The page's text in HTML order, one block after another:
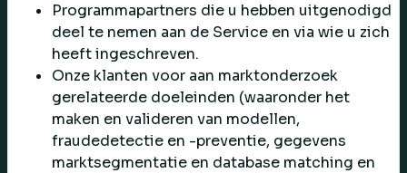
Programmapartners die u hebben uitgenodigd
deel te nemen aan de Service en via wie u zich
heeft ingeschreven.
Onze klanten voor aan marktonderzoek
gerelateerde doeleinden (waaronder het
maken en valideren van modellen,
fraudedetectie en -preventie, gegevens
marktsegmentatie en database matching en